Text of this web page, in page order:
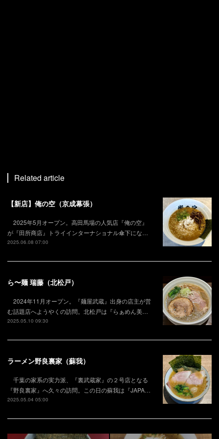
Related article
【新店】俺の空（京成幕張）
2025年5月オープン。高田馬場の人気店『俺の空』
が『田所商店』トライインターナショナル傘下にな…
2025.06.08 07:00
ら〜麺 瑞藤（北松戸）
2024年11月オープン。『麺屋武蔵』出身の店主が営
む話題店へようやくの訪問。北松戸は『らぁめん美…
2025.05.10 09:30
ラーメン野良裏家（蘇我）
千葉の家系の実力派、『裏武蔵家』の２号店となる
『野良裏家』へ久々の訪問。この日の蘇我は『JAPA…
2025.05.04 05:00